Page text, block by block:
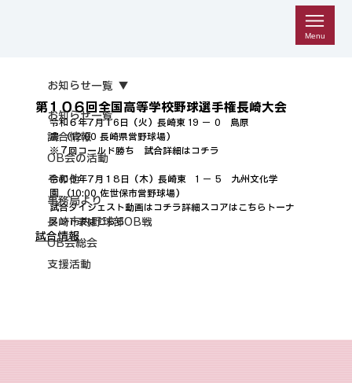
Menu
お知らせ一覧
試合情報
OB会の活動
その他
事務局より
長崎市内野球部OB戦
OB会総会
支援活動
お知らせ一覧
第１０６回全国高等学校野球選手権長崎大会
令和６年7月１6 日（火） 長崎東 19 － 0　島原
農 （12:00 長崎県営野球場
※７回コールド勝ち
試合詳細はコチラ
令和６年7月１8日（木） 長崎東
1 － 5   九州文化学
園
（10:00
試合ダイジェスト動画はコチラ詳細スコアはこちら トーナ
メント表はこちら
試合情報